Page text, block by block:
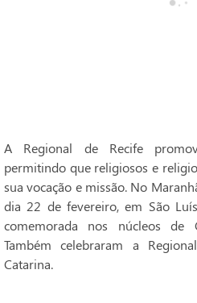
A Regional de Recife
permitindo que religiosos e
sua vocação e missão. No
dia 22 de fevereiro, em São
comemorada nos núcleos de
Também celebraram a
Catarina.